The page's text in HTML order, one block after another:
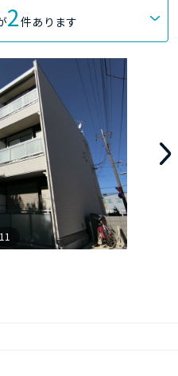
2件あります